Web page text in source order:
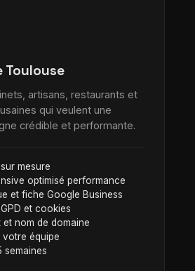
artisans, restaurants et
qui veulent une
crédible et performante.
mesure
optimisé performance
et fiche Google Business
et cookies
et nom de domaine
votre équipe
semaines